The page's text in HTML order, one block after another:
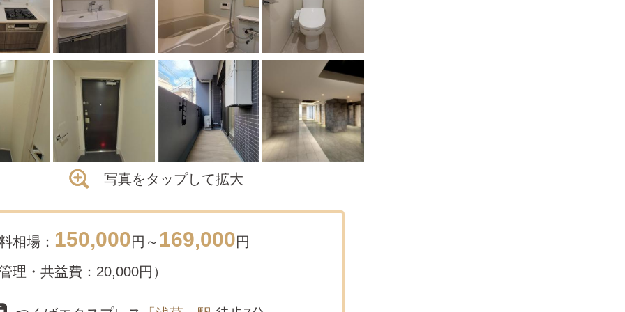
写真をタップして拡大
相場： 150,000円～ 169,000円
理・共益費：20,000円）